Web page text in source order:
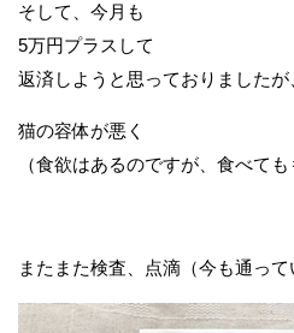
そして、今月も
5万円プラスして
返済しようと思っておりましたが
猫の容体が悪く
（食欲はあるのですが、食べて
またまた検査、点滴（今も通って